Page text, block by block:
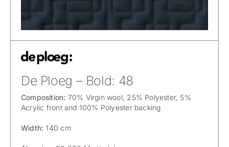
De Ploeg – Bold: 48
Composition: 70% Virgin wool, 25% Polyester, 5%
Acrylic front and 100% Polyester backing
Width: 140 cm